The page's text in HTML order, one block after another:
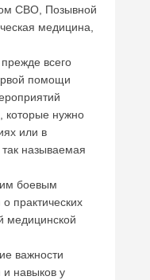
СВО, Позывной
медицина,
всего
помощи
которые нужно
или в
называемая
боевым
практических
медицинской
важности
и навыков у